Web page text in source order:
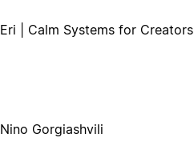
Eri | Calm Systems for Creators
Nino Gorgiashvili